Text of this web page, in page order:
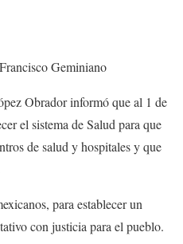
Geminiano
Obrador informó que al 1 de
el sistema de Salud para que
de salud y hospitales y que
para establecer un
con justicia para el pueblo.